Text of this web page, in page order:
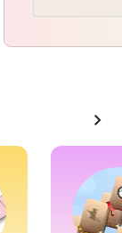
chevron_right